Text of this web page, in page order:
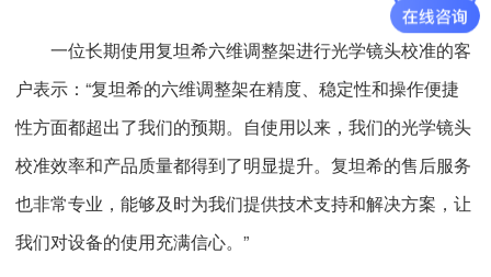
一位长期使用复坦希六维调整架进行光学镜头校准的客
户表示：“复坦希的六维调整架在精度、稳定性和操作便捷
性方面都超出了我们的预期。自使用以来，我们的光学镜头
校准效率和产品质量都得到了明显提升。复坦希的售后服务
也非常专业，能够及时为我们提供技术支持和解决方案，让
我们对设备的使用充满信心。”